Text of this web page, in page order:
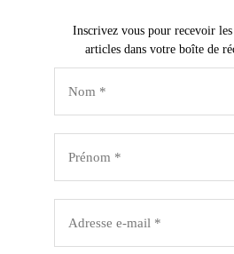
Inscrivez vous pour recevoir
articles dans votre boîte de